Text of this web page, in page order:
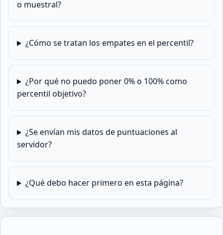
o muestral?
¿Cómo se tratan los empates en el percentil?
¿Por qué no puedo poner 0% o 100% como
percentil objetivo?
¿Se envían mis datos de puntuaciones al
servidor?
¿Qué debo hacer primero en esta página?